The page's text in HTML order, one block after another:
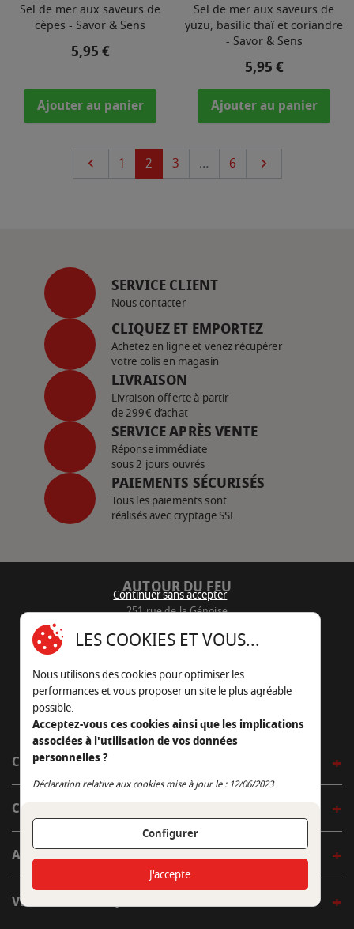
Sel de mer aux saveurs de
cèpes - Savor & Sens
Prix
5,95 €
Ajouter au panier
Sel de mer aux saveurs de
yuzu, basilic thaï et coriandre
- Savor & Sens
Prix
5,95 €
Ajouter au panier
Précédent
 1 2 3 … 6 Suivant

SERVICE CLIENT
Nous contacter
CLIQUEZ ET EMPORTEZ
Achetez en ligne et venez récupérer
votre colis en magasin
LIVRAISON
Livraison offerte à partir
de 299€ d’achat
SERVICE APRÈS VENTE
Réponse immédiate
sous 2 jours ouvrés
PAIEMENTS SÉCURISÉS
Tous les paiements sont
réalisés avec cryptage SSL
AUTOUR DU FEU
251 rue de la Génoise
05 45 22 98 09
Nous envoyer un e-mail
CÔTÉ OUTDOOR
CÔTÉ INDOOR
AUTOUR DE LA TABLE
VENIR EN BOUTIQUE
Continuer sans accepter
LES COOKIES ET VOUS...
Nous utilisons des cookies pour optimiser les
performances et vous proposer un site le plus agréable
possible.
Acceptez-vous ces cookies ainsi que les implications
associées à l'utilisation de vos données
personnelles ?
Déclaration relative aux cookies mise à jour le : 12/06/2023
Configurer
Continuer sans accepter
J'accepte